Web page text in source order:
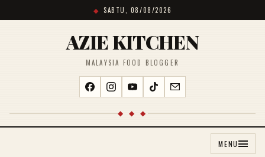
SABTU, 08/08/2026
AZIE KITCHEN
MALAYSIA FOOD BLOGGER
◆ ◆ ◆
MENU